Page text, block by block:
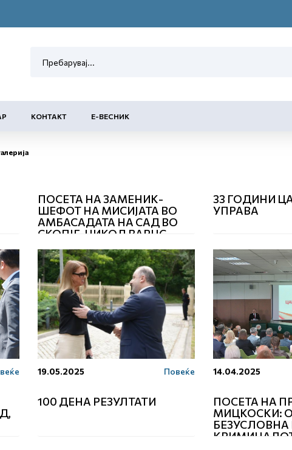
КОНТАКТ Е-ВЕСНИК
ПОСЕТА НА ЗАМЕНИК-
ШЕФОТ НА МИСИЈАТА ВО
АМБАСАДАТА НА САД ВО
СКОПЈЕ, НИКОЛ ВАРНС
19.05.2025 Повеќе
33 ГОДИНИ
УПРАВА
14.04.2025
100 ДЕНА РЕЗУЛТАТИ
ПОСЕТА НА
МИЦКОСКИ:
БЕЗУСЛОВНА